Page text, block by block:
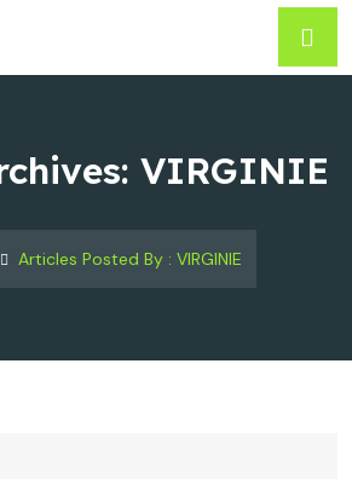
VIRGINIE
Articles Posted By : VIRGINIE